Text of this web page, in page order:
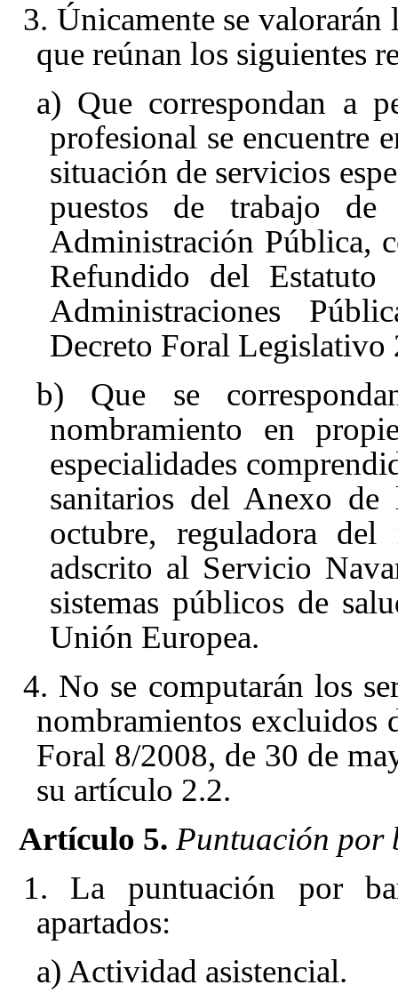
3. Únicamente se valorarán
que reúnan los siguientes
a) Que correspondan a
profesional se encuentre
situación de servicios
puestos de trabajo de
Administración Pública,
Refundido del
Administraciones
Decreto Foral Legislativo
b) Que se
nombramiento en
especialidades
sanitarios del Anexo
octubre, reguladora del
adscrito al Servicio
sistemas públicos de
Unión Europea.
4. No se computarán los
nombramientos excluidos
Foral 8/2008, de 30 de
su artículo 2.2.
Artículo 5. Puntuación por
1. La puntuación por
apartados:
a) Actividad asistencial.